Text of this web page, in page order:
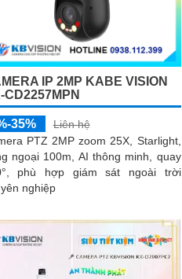
IP 2MP KABE VISION
CD2257MPN
35%
Liên hệ
PTZ 2MP zoom 25X, Starlight,
ngoại 100m, AI thông minh, quay
phù hợp giám sát ngoài trời
nghiệp